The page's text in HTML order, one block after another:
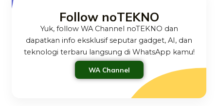
Follow noTEKNO
Yuk, follow WA Channel noTEKNO dan
dapatkan info eksklusif seputar gadget, AI, dan
teknologi terbaru langsung di WhatsApp kamu!
WA Channel